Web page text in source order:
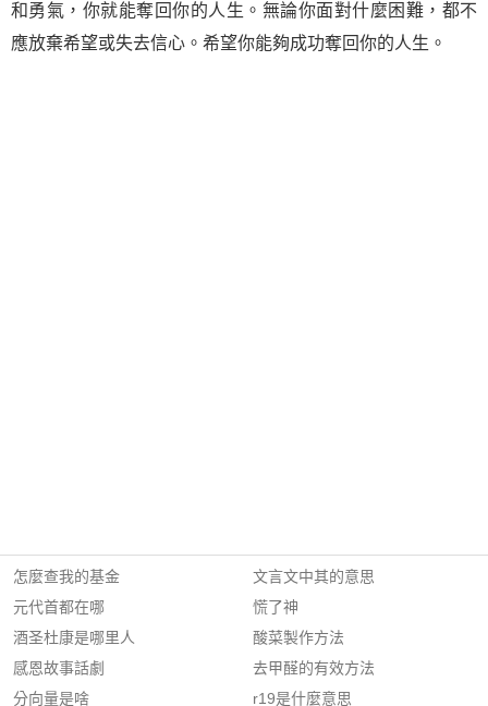
和勇氣，你就能奪回你的人生。無論你面對什麼困難，都不
應放棄希望或失去信心。希望你能夠成功奪回你的人生。
怎麼查我的基金
元代首都在哪
酒圣杜康是哪里人
感恩故事話劇
分向量是啥
文言文中其的意思
慌了神
酸菜製作方法
去甲醛的有效方法
r19是什麼意思